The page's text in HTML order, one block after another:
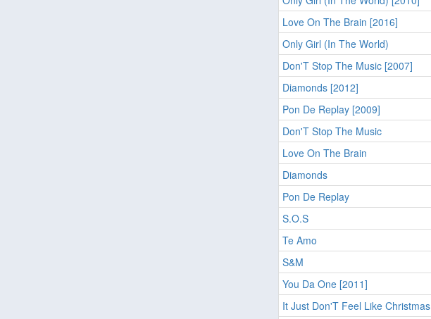
Love On The Brain [2016]
Only Girl (In The World)
Don'T Stop The Music [2007]
Diamonds [2012]
Pon De Replay [2009]
Don'T Stop The Music
Love On The Brain
Diamonds
Pon De Replay
S.O.S
Te Amo
S&M
You Da One [2011]
It Just Don'T Feel Like Christmas